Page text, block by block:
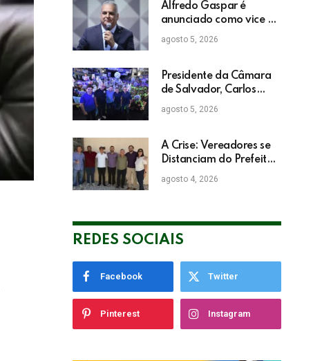
Alfredo Gaspar é
anunciado como vice de
Flávio Bolsonaro
agosto 5, 2026
Presidente da Câmara
de Salvador, Carlos
Muniz confirma apoio a
ACM Neto: “Irei lutar
campanha”
agosto 5, 2026
A Crise: Vereadores se
Distanciam do Prefeito
de Eunápolis Robério
Oliveira nas Eleições
agosto 4, 2026
REDES SOCIAIS
Facebook Twitter
Pinterest Instagram